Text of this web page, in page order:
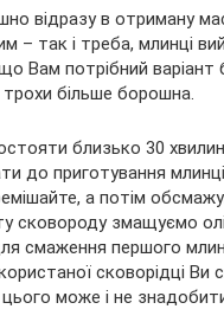
відразу в отриману
– так і треба, млинці
Вам потрібний варіант
більше борошна.
близько 30
до приготування
а потім
сковороду змащуємо
смаження першого
сковорідці Ви
цього може і не